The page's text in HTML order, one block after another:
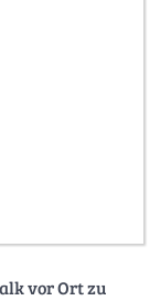
vor Ort zu